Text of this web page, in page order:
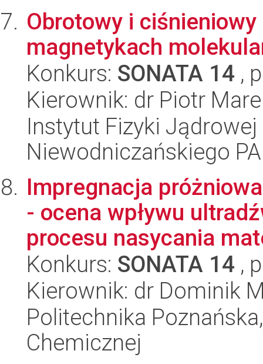
Obrotowy i
magnetykach
Konkurs: SONATA 14 ,
Kierownik: dr Piotr
Instytut Fizyki
Niewodniczańskiego
Impregnacja
- ocena wpływu
procesu nasycania
Konkurs: SONATA 14 ,
Kierownik: dr Dominik
Politechnika
Chemicznej